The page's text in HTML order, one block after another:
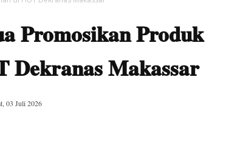
Promosikan Produk
Dekranas Makassar
03 Juli 2026